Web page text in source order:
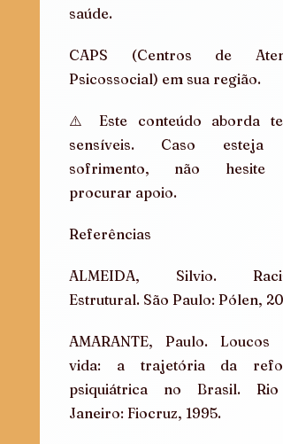
saúde.
CAPS (Centros de
Psicossocial) em sua região.
⚠️ Este conteúdo aborda
sensíveis. Caso esteja
sofrimento, não hesite
procurar apoio.
Referências
ALMEIDA, Silvio.
Estrutural. São Paulo: Pólen,
AMARANTE, Paulo. Loucos
vida: a trajetória da
psiquiátrica no Brasil. Rio
Janeiro: Fiocruz, 1995.